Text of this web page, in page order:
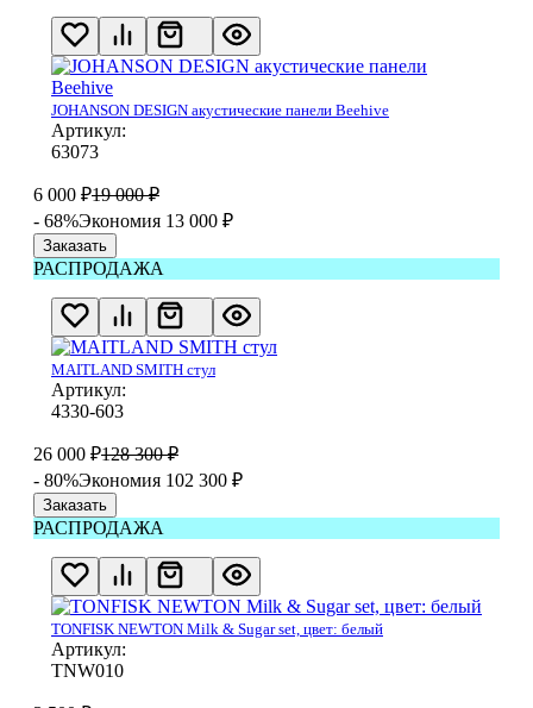
JOHANSON DESIGN акустические панели Beehive
Артикул:
63073
6 000 ₽19 000 ₽
- 68%Экономия 13 000 ₽
Заказать
РАСПРОДАЖА
MAITLAND SMITH стул
Артикул:
4330-603
26 000 ₽128 300 ₽
- 80%Экономия 102 300 ₽
Заказать
РАСПРОДАЖА
TONFISK NEWTON Milk & Sugar set, цвет: белый
Артикул:
TNW010